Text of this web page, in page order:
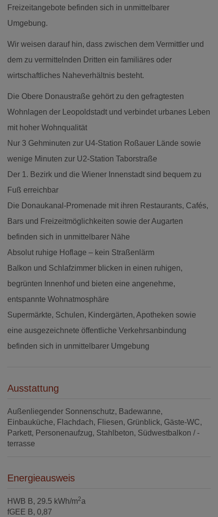
Freizeitangebote befinden sich in unmittelbarer
Umgebung.
Wir weisen darauf hin, dass zwischen dem Vermittler und
dem zu vermittelnden Dritten ein familiäres oder
wirtschaftliches Naheverhältnis besteht.
Die Obere Donaustraße gehört zu den gefragtesten
Wohnlagen der Leopoldstadt und verbindet urbanes Leben
mit hoher Wohnqualität
Nur 3 Gehminuten zur U4-Station Roßauer Lände sowie
wenige Minuten zur U2-Station Taborstraße
Der 1. Bezirk und die Wiener Innenstadt sind bequem zu
Fuß erreichbar
Die Donaukanal-Promenade mit ihren Restaurants, Cafés,
Bars und Freizeitmöglichkeiten sowie der Augarten
befinden sich in unmittelbarer Nähe
Absolut ruhige Hoflage – kein Straßenlärm
Balkon und Schlafzimmer blicken in einen ruhigen,
begrünten Innenhof und bieten eine angenehme,
entspannte Wohnatmosphäre
Supermärkte, Schulen, Kindergärten, Apotheken sowie
eine ausgezeichnete öffentliche Verkehrsanbindung
befinden sich in unmittelbarer Umgebung
Ausstattung
Außenliegender Sonnenschutz
Badewanne
Einbauküche
Flachdach Fliesen Grünblick Gäste-WC
Parkett
Personenaufzug Stahlbeton Südwestbalkon / -
terrasse
Energieausweis
HWB B, 29.5 kWh/m2a
fGEE B, 0,87